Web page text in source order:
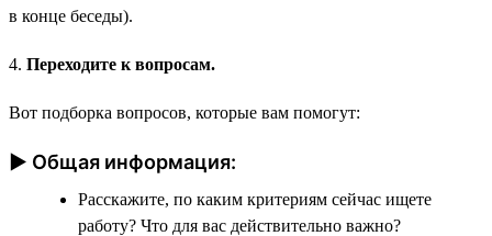
в конце беседы).
4. Переходите к вопросам.
Вот подборка вопросов, которые вам помогут:
► Общая информация:
Расскажите, по каким критериям сейчас ищете
работу? Что для вас действительно важно?